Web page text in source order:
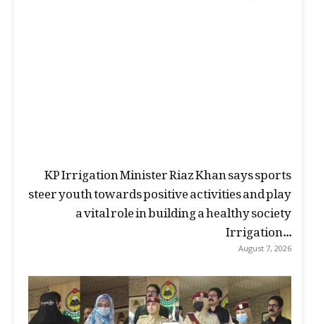
KP Irrigation Minister Riaz Khan says sports
steer youth towards positive activities and play
a vital role in building a healthy society
Irrigation...
August 7, 2026